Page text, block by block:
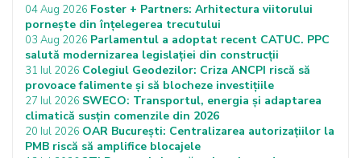
04 Aug 2026 Foster + Partners: Arhitectura viitorului
pornește din înțelegerea trecutului
03 Aug 2026 Parlamentul a adoptat recent CATUC. PPC
salută modernizarea legislației din construcții
31 Iul 2026 Colegiul Geodezilor: Criza ANCPI riscă să
provoace falimente și să blocheze investițiile
27 Iul 2026 SWECO: Transportul, energia și adaptarea
climatică susțin comenzile din 2026
20 Iul 2026 OAR București: Centralizarea autorizațiilor la
PMB riscă să amplifice blocajele